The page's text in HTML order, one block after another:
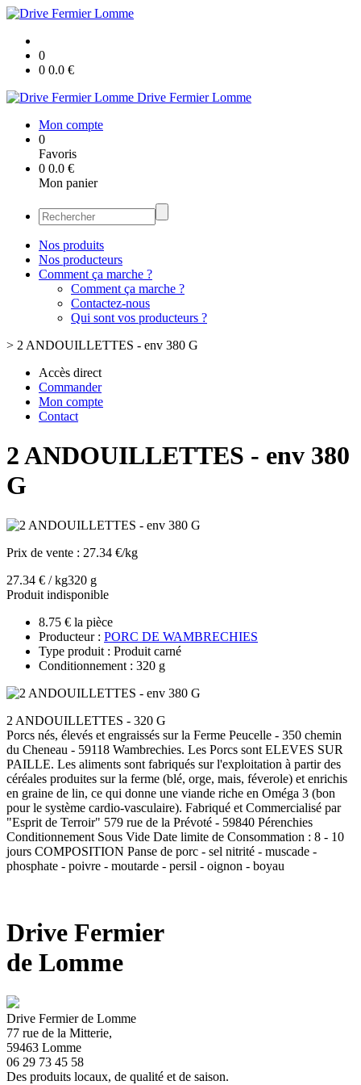
0
0 0.0 €
Drive Fermier Lomme
Mon compte
0
Favoris
0 0.0 €
Mon panier
Nos produits
Nos producteurs
Comment ça marche ?
Comment ça marche ?
Contactez-nous
Qui sont vos producteurs ?
> 2 ANDOUILLETTES - env 380 G
Accès direct
Commander
Mon compte
Contact
2 ANDOUILLETTES - env 380
G
Prix de vente : 27.34 €/kg
27.34 € / kg320 g
Produit indisponible
8.75 € la pièce
Producteur : PORC DE WAMBRECHIES
Type produit : Produit carné
Conditionnement : 320 g
2 ANDOUILLETTES - 320 G
Porcs nés, élevés et engraissés sur la Ferme Peucelle - 350 chemin
du Cheneau - 59118 Wambrechies. Les Porcs sont ELEVES SUR
PAILLE. Les aliments sont fabriqués sur l'exploitation à partir des
céréales produites sur la ferme (blé, orge, mais, féverole) et enrichis
en graine de lin, ce qui donne une viande riche en Oméga 3 (bon
pour le système cardio-vasculaire). Fabriqué et Commercialisé par
"Esprit de Terroir" 579 rue de la Prévoté - 59840 Pérenchies
Conditionnement Sous Vide Date limite de Consommation : 8 - 10
jours COMPOSITION Panse de porc - sel nitrité - muscade -
phosphate - poivre - moutarde - persil - oignon - boyau
Drive Fermier
de Lomme
Drive Fermier de Lomme
77 rue de la Mitterie,
59463 Lomme
06 29 73 45 58
Des produits locaux, de qualité et de saison.